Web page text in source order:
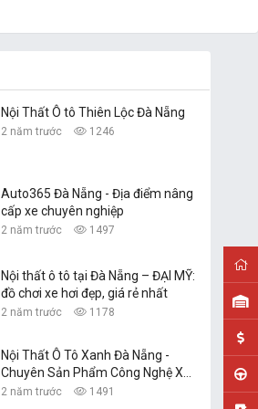
Nội Thất Ô tô Thiên Lộc Đà Nẵng
2 năm trước 1246
Auto365 Đà Nẵng - Địa điểm nâng
cấp xe chuyên nghiệp
2 năm trước 1497
Nội thất ô tô tại Đà Nẵng – ĐẠI MỸ:
đồ chơi xe hơi đẹp, giá rẻ nhất
2 năm trước 1178
Nội Thất Ô Tô Xanh Đà Nẵng -
Chuyên Sản Phẩm Công Nghệ Xe
Hơi
2 năm trước 1491